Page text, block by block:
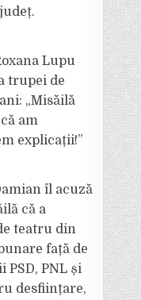
Lupu
trupei de
„Misăilă
am
explicații!”
îl acuză
că a
teatru din
față de
PSD, PNL și
desființare,